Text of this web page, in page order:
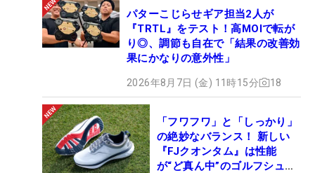
パターこじらせギア担当2人が
『TRTL』をテスト！高MOIで転が
り◎、調節も自在で「結果の改善効
果にかなりの意外性」
2026年8月7日 (金) 11時15分 18
「フワフワ」と「しっかり」
の絶妙なバランス！ 新しい
『FJクオンタム』は性能
が“ど真ん中”のゴルフシュー